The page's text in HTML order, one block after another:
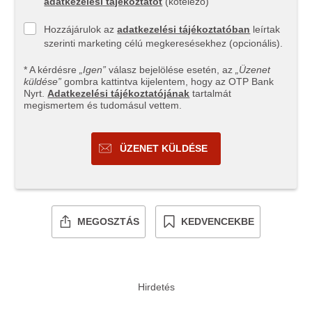
Hozzájárulok azadatkezelési tájékoztatóban leírtak
szerinti marketing célú megkeresésekhez (opcionális).
* A kérdésre „Igen” válasz bejelölése esetén, az
„Üzenet
küldése” gombra kattintva kijelentem, hogy az OTP Bank
Nyrt. Adatkezelési tájékoztatójának tartalmát
megismertem és tudomásul vettem.
ÜZENET KÜLDÉSE
MEGOSZTÁS KEDVENCEKBE